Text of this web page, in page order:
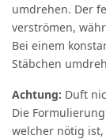
umdrehen. Der
verströmen,
Bei einem
Stäbchen
Achtung: Duft
Die
welcher nötig